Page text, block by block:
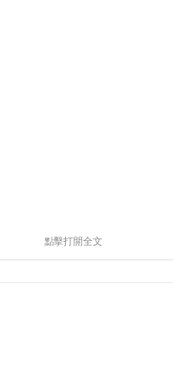
點擊打開全文